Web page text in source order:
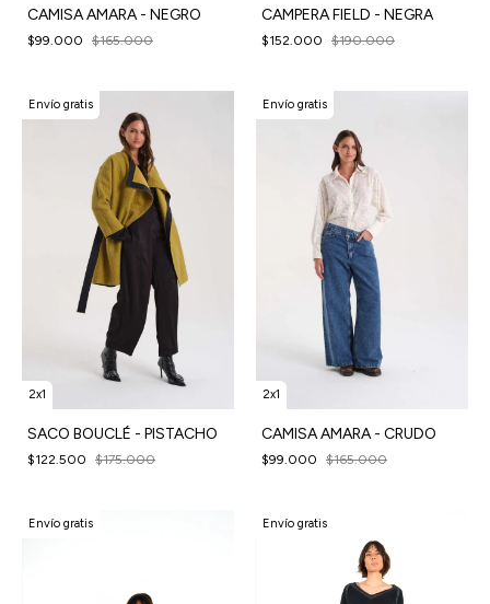
CAMISA AMARA - NEGRO
$99.000 $165.000
CAMPERA FIELD - NEGRA
$152.000 $190.000
2x1
Envío gratis
SACO BOUCLÉ - PISTACHO
$122.500 $175.000
2x1
Envío gratis
CAMISA AMARA - CRUDO
$99.000 $165.000
Envío gratis Envío gratis